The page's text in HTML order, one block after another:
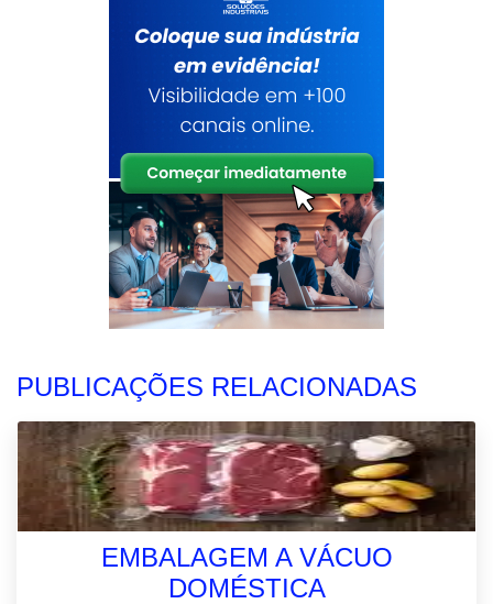
PUBLICAÇÕES RELACIONADAS
EMBALAGEM A VÁCUO
DOMÉSTICA